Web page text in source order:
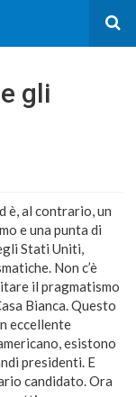
gli
è, al contrario, un
e una punta di
Stati Uniti,
Non c’è
il pragmatismo
Bianca. Questo
eccellente
esistono
presidenti. E
candidato. Ora